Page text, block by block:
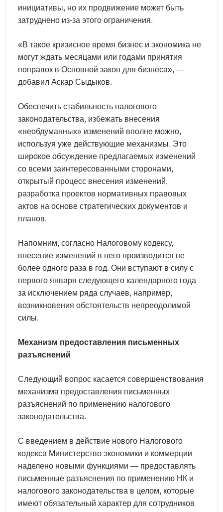
инициативы, но их продвижение может быть
затруднено из-за этого ограничения.
«В такое кризисное время бизнес и экономика не
могут ждать месяцами или годами принятия
поправок в Основной закон для бизнеса», —
добавил Аскар Сыдыков.
Обеспечить стабильность налогового
законодательства, избежать внесения
«необдуманных» изменений вполне можно,
используя уже действующие механизмы. Это
широкое обсуждение предлагаемых изменений
со всеми заинтересованными сторонами,
открытый процесс внесения изменений,
разработка проектов нормативных правовых
актов на основе стратегических документов и
планов.
Напомним, согласно Налоговому кодексу,
внесение изменений в него производится не
более одного раза в год. Они вступают в силу с
первого января следующего календарного года
за исключением ряда случаев, например,
возникновения обстоятельств непреодолимой
силы.
Механизм предоставления письменных
разъяснений
Следующий вопрос касается совершенствования
механизма предоставления письменных
разъяснений по применению налогового
законодательства.
С введением в действие нового Налогового
кодекса Министерство экономики и коммерции
наделено новыми функциями — предоставлять
письменные разъяснения по применению НК и
налогового законодательства в целом, которые
имеют обязательный характер для сотрудников